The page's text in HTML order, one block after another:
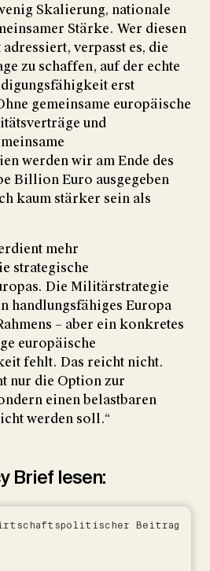
Skalierung, nationale
Stärke. Wer diesen
verpasst es, die
zu schaffen, auf der echte
erst
gemeinsame europäische
und
werden wir am Ende des
Billion Euro ausgegeben
kaum stärker sein als
mehr
strategische
Die Militärstrategie
handlungsfähiges Europa
– aber ein konkretes
europäische
fehlt. Das reicht nicht.
nur die Option zur
einen belastbaren
werden soll.“
Brief lesen:
Beitrag